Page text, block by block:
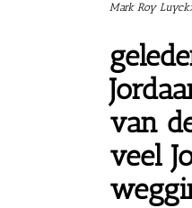
Mark Roy
van
veel